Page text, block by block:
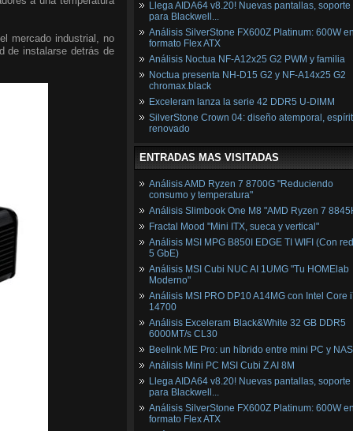
mercado industrial, no
de instalarse detrás de
Llega AIDA64 v8.20! Nuevas pantallas, soporte
para Blackwell...
Análisis SilverStone FX600Z Platinum: 600W
formato Flex ATX
Análisis Noctua NF-A12x25 G2 PWM y familia
Noctua presenta NH-D15 G2 y NF-A14x25 G2
chromax.black
Exceleram lanza la serie 42 DDR5 U-DIMM
SilverStone Crown 04: diseño atemporal,
renovado
ENTRADAS MAS VISITADAS
Análisis AMD Ryzen 7 8700G "Reduciendo
consumo y temperatura"
Análisis Slimbook One M8 "AMD Ryzen 7
Fractal Mood "Mini ITX, sueca y vertical"
Análisis MSI MPG B850I EDGE TI WIFI (Con
5 GbE)
Análisis MSI Cubi NUC AI 1UMG "Tu HOMElab
Moderno"
Análisis MSI PRO DP10 A14MG con Intel Core
14700
Análisis Exceleram Black&White 32 GB DDR5
6000MT/s CL30
Beelink ME Pro: un híbrido entre mini PC y NAS
Análisis Mini PC MSI Cubi Z AI 8M
Llega AIDA64 v8.20! Nuevas pantallas, soporte
para Blackwell...
Análisis SilverStone FX600Z Platinum: 600W
formato Flex ATX